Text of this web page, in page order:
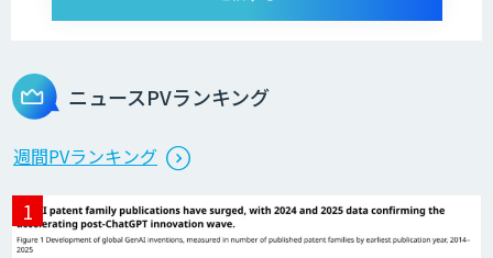
営業特化型Dify導入支援・AIエージェン
ト開発
ニュースPVランキング
週間PVランキング